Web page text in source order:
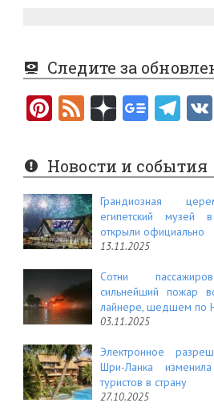
Следите за
Pi
er
es
t
F
e
d
Новости и события
Грандиозная
египетский музей
открыли официально
13.11.2025
Сотни
сильнейший пожар
лайнере, шедшем по
03.11.2025
Электронное
Шри-Ланка
туристов в страну
27.10.2025